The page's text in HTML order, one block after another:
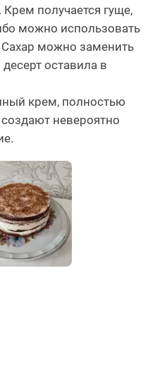
получается гуще,
можно использовать
можно заменить
оставила в
крем, полностью
невероятно